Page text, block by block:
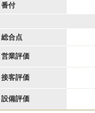
番付
総合点
営業評価
接客評価
設備評価